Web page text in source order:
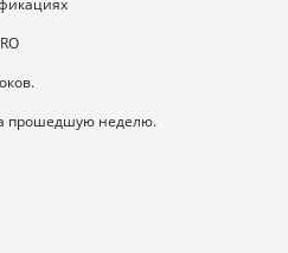
прошедшую неделю.